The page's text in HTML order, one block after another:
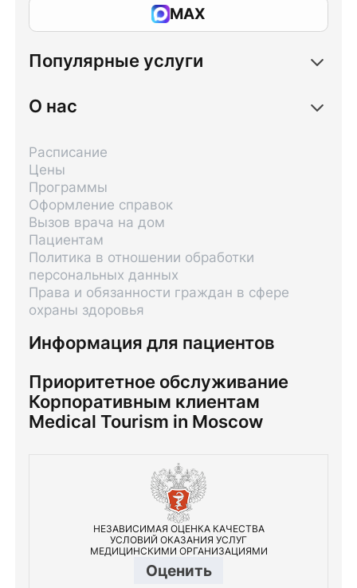
MAX
Популярные услуги
О нас
Информация для пациентов
Расписание
Цены
Программы
Оформление справок
Вызов врача на дом
Пациентам
Политика в отношении обработки
персональных данных
Права и обязанности граждан в сфере
охраны здоровья
Приоритетное обслуживание
Корпоративным клиентам
Medical Tourism in Moscow
НЕЗАВИСИМАЯ ОЦЕНКА КАЧЕСТВА
УСЛОВИЙ ОКАЗАНИЯ УСЛУГ
МЕДИЦИНСКИМИ ОРГАНИЗАЦИЯМИ
Оценить